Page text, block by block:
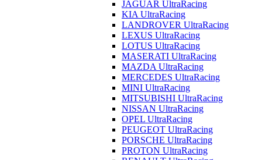
JAGUAR UltraRacing
KIA UltraRacing
LANDROVER UltraRacing
LEXUS UltraRacing
LOTUS UltraRacing
MASERATI UltraRacing
MAZDA UltraRacing
MERCEDES UltraRacing
MINI UltraRacing
MITSUBISHI UltraRacing
NISSAN UltraRacing
OPEL UltraRacing
PEUGEOT UltraRacing
PORSCHE UltraRacing
PROTON UltraRacing